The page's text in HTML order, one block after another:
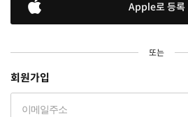
Apple로 등록
또는
회원가입